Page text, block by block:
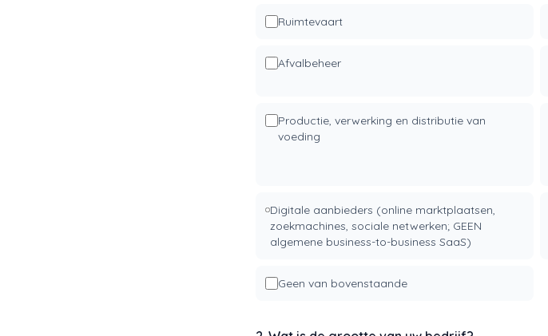
Ruimtevaart
Afvalbeheer
Productie, verwerking en distributie van
voeding
Digitale aanbieders (online marktplaatsen,
zoekmachines, sociale netwerken; GEEN
algemene business-to-business SaaS)
Geen van bovenstaande